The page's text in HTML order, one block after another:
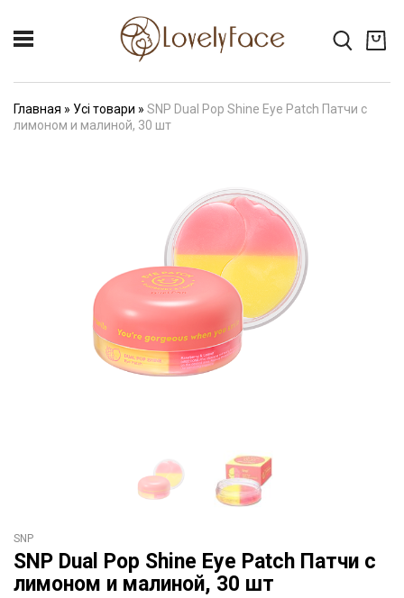
Главная » Усі товари » SNP Dual Pop Shine Eye Patch Патчи с
лимоном и малиной, 30 шт
SNP
SNP Dual Pop Shine Eye Patch Патчи с
лимоном и малиной, 30 шт